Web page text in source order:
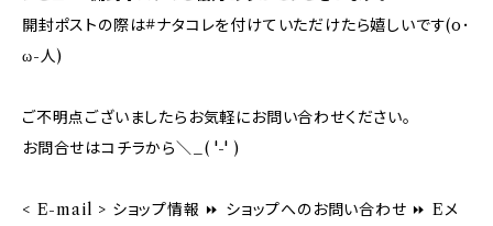
開封ポストの際は#ナタコレを付けていただけたら嬉しいです(o･
ω-人)
ご不明点ございましたらお気軽にお問い合わせください。
お問合せはコチラから＼_( '-' )
< E-mail > ショップ情報 ⏩ ショップへのお問い合わせ ⏩ Eメ